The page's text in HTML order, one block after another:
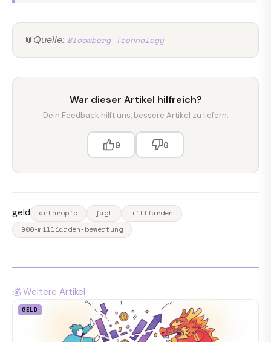
📎 Quelle: Bloomberg Technology
War dieser Artikel hilfreich?
Dein Feedback hilft uns, bessere Artikel zu liefern.
0 0
geld anthropic jagt
milliarden
900-milliarden-bewertung
💰 Weitere Artikel
GELD